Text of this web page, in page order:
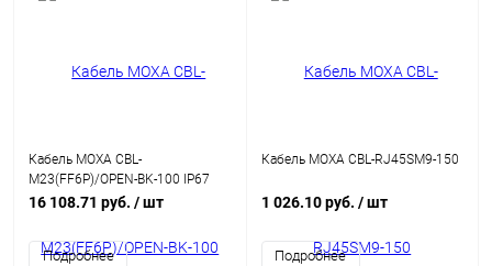
Кабель MOXA CBL-
M23(FF6P)/OPEN-BK-100 IP67
M23 6-pin with 1-meter open
16 108.71 руб. / шт
Подробнее
Кабель MOXA CBL-RJ45SM9-150
1 026.10 руб. / шт
Подробнее